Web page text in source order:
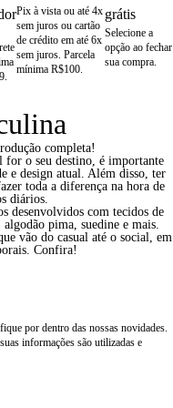
Pix à vista ou até 4x
sem juros ou cartão
de crédito em até 6x
sem juros. Parcela
mínima R$100.
grátis
Selecione a
opção ao fechar
sua compra.
completa!
for o seu destino, é importante
e design atual. Além disso, ter
toda a diferença na hora de
diários.
desenvolvidos com tecidos de
pima, suedine e mais.
vão do casual até o social, em
Confira!
por dentro das nossas novidades.
informações são utilizadas e